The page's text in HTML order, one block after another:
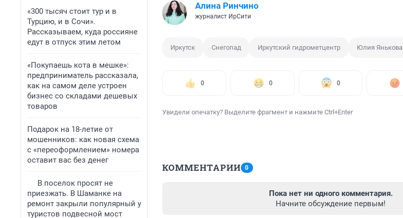
«300 тысяч стоит тур и в
Турцию, и в Сочи».
Рассказываем, куда россияне
едут в отпуск этим летом
«Покупаешь кота в мешке»:
предприниматель рассказала,
как на самом деле устроен
бизнес со складами дешевых
товаров
Подарок на 18-летие от
мошенников: как новая схема
с «переоформлением» номера
оставит вас без денег
В поселок просят не
приезжать. В Шаманке на
ремонт закрыли популярный у
туристов подвесной мост
Алина Ринчино
журналист ИрСити
Иркутск Снегопад Иркутский гидрометцентр Юлия Янькова
0 0 0
Увидели опечатку? Выделите фрагмент и нажмите Ctrl+Enter
КОММЕНТАРИИ 0
Пока нет ни одного комментария.
Начните обсуждение первым!